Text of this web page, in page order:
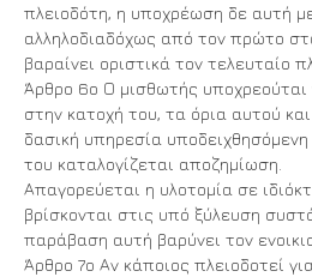
πλειοδότη, η υποχρέωση δε αυτή
αλληλοδιαδόχως από τον πρώτο
βαραίνει οριστικά τον τελευταίο
Άρθρο 6ο Ο μισθωτής υποχρεούται
στην κατοχή του, τα όρια αυτού
δασική υπηρεσία
του καταλογίζεται αποζημίωση.
Απαγορεύεται η υλοτομία σε
βρίσκονται στις υπό ξύλευση
παράβαση αυτή βαρύνει τον
Άρθρο 7ο Αν κάποιος πλειοδοτεί